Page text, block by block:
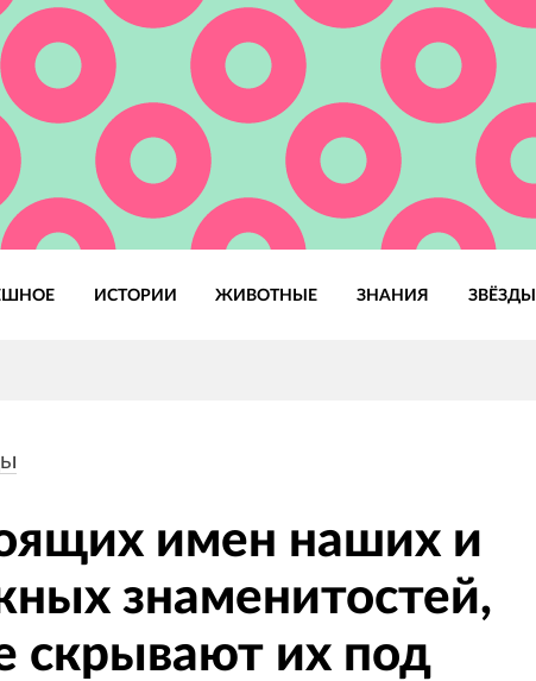
ИСТОРИИ ЖИВОТНЫЕ ЗНАНИЯ ЗВЁЗДЫ
имен наших и
знаменитостей,
скрывают их под